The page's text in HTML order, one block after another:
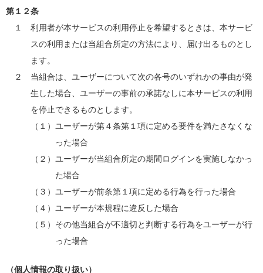
第１２条
１ 利用者が本サービスの利用停止を希望するときは、本サービ
スの利用または当組合所定の方法により、届け出るものとし
ます。
２ 当組合は、ユーザーについて次の各号のいずれかの事由が発
生した場合、ユーザーの事前の承諾なしに本サービスの利用
を停止できるものとします。
（１）ユーザーが第４条第１項に定める要件を満たさなくな
った場合
（２）ユーザーが当組合所定の期間ログインを実施しなかっ
た場合
（３）ユーザーが前条第１項に定める行為を行った場合
（４）ユーザーが本規程に違反した場合
（５）その他当組合が不適切と判断する行為をユーザーが行
った場合
（個人情報の取り扱い）